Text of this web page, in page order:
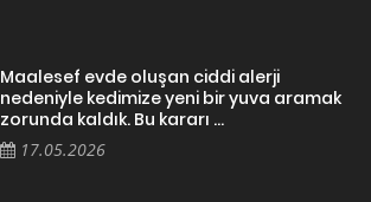
Maalesef evde oluşan ciddi alerji
nedeniyle kedimize yeni bir yuva aramak
zorunda kaldık. Bu kararı ...
17.05.2026